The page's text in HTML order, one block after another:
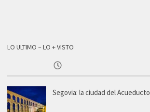
LO ULTIMO – LO + VISTO
Segovia: la ciudad del Acueducto